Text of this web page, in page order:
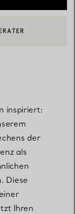
ODER EINEN
inspiriert:
der
als
Diese
Ihren